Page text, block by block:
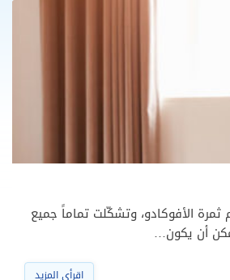
الأفوكادو، وتشكّلت تماماً جميع
أن يكون…
اقرأي المزيد